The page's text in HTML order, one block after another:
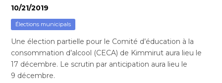
10/21/2019
Élections municipals
Une élection partielle pour le Comité d’éducation à la
consommation d’alcool (CECA) de Kimmirut aura lieu le
17 décembre. Le scrutin par anticipation aura lieu le
9 décembre.